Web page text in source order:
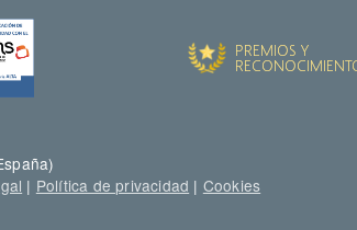
| Política de privacidad | Cookies